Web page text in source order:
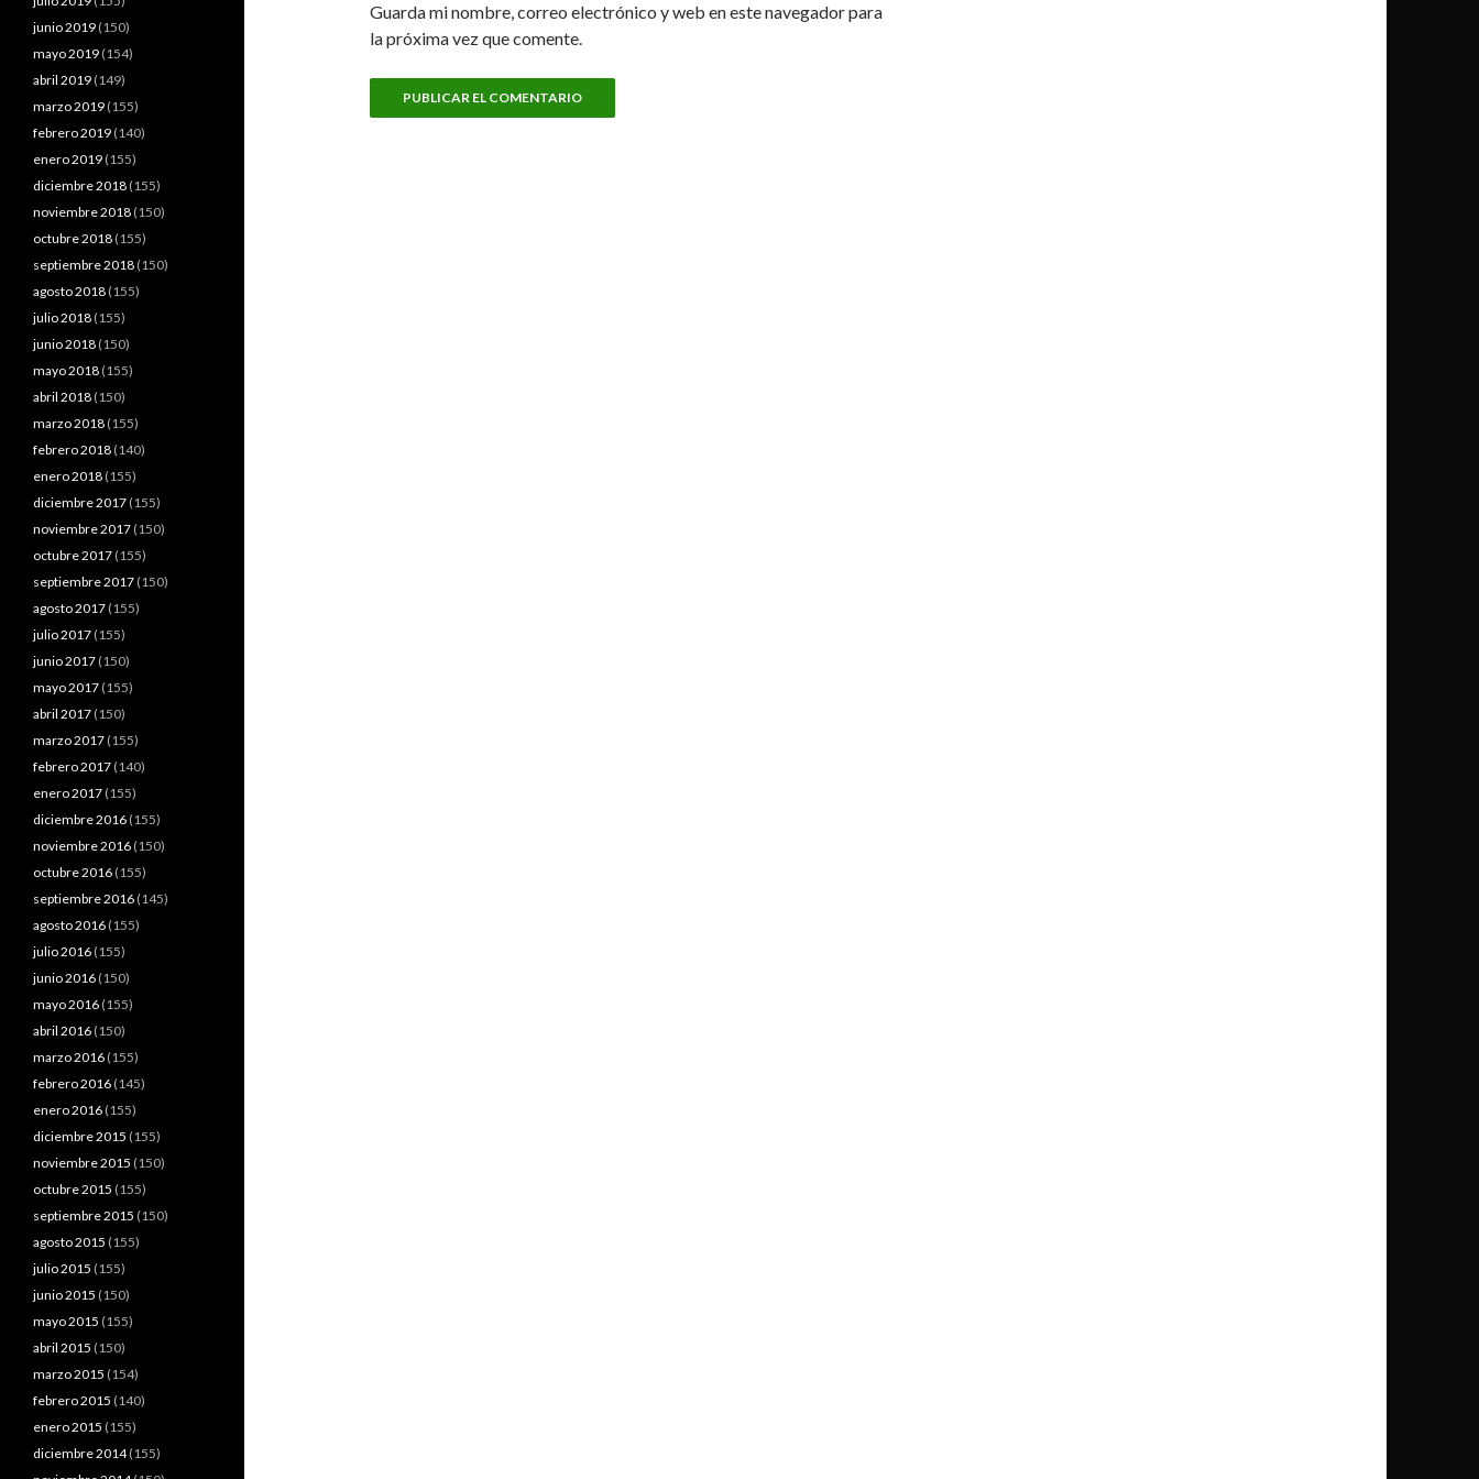
Guarda mi nombre, correo electrónico y web en este navegador para
la próxima vez que comente.
junio 2019 (150)
mayo 2019 (154)
abril 2019 (149)
marzo 2019 (155)
febrero 2019 (140)
enero 2019 (155)
diciembre 2018 (155)
noviembre 2018 (150)
octubre 2018 (155)
septiembre 2018 (150)
agosto 2018 (155)
julio 2018 (155)
junio 2018 (150)
mayo 2018 (155)
abril 2018 (150)
marzo 2018 (155)
febrero 2018 (140)
enero 2018 (155)
diciembre 2017 (155)
noviembre 2017 (150)
octubre 2017 (155)
septiembre 2017 (150)
agosto 2017 (155)
julio 2017 (155)
junio 2017 (150)
mayo 2017 (155)
abril 2017 (150)
marzo 2017 (155)
febrero 2017 (140)
enero 2017 (155)
diciembre 2016 (155)
noviembre 2016 (150)
octubre 2016 (155)
septiembre 2016 (145)
agosto 2016 (155)
julio 2016 (155)
junio 2016 (150)
mayo 2016 (155)
abril 2016 (150)
marzo 2016 (155)
febrero 2016 (145)
enero 2016 (155)
diciembre 2015 (155)
noviembre 2015 (150)
octubre 2015 (155)
septiembre 2015 (150)
agosto 2015 (155)
julio 2015 (155)
junio 2015 (150)
mayo 2015 (155)
abril 2015 (150)
marzo 2015 (154)
febrero 2015 (140)
enero 2015 (155)
diciembre 2014(155)